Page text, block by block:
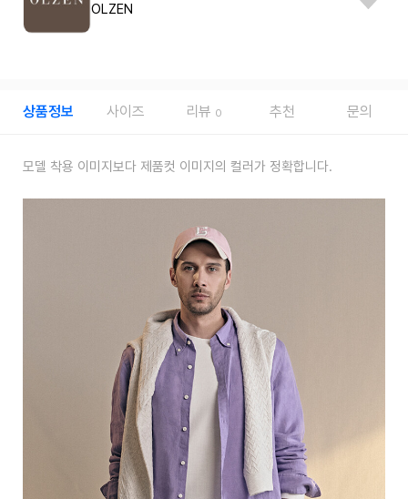
OLZEN
상품정보 사이즈 리뷰 0 추천 문의
모델 착용 이미지보다 제품컷 이미지의 컬러가 정확합니다.